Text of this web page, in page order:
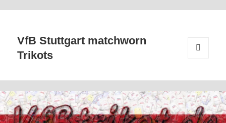
VfB Stuttgart matchworn
Trikots